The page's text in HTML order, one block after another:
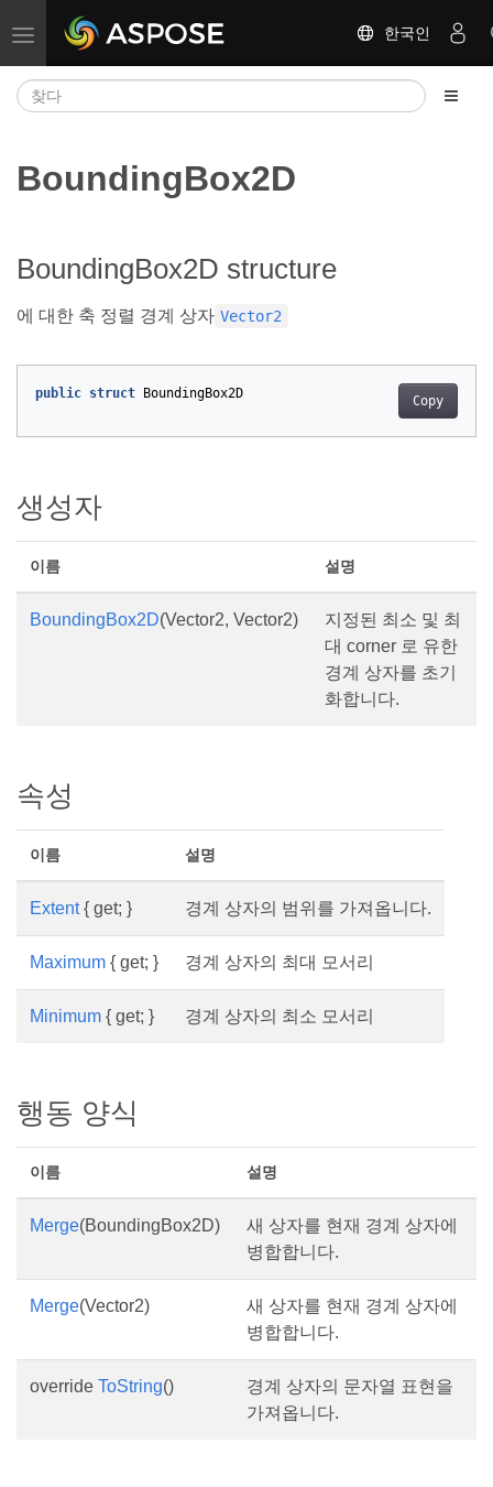
탐색 전환 한국인
BoundingBox2D
BoundingBox2D structure
에 대한 축 정렬 경계 상자 Vector2
Copy
public struct BoundingBox2D
생성자
이름 설명
BoundingBox2D(Vector2, Vector2)
지정된 최소 및 최
대 corner 로 유한
경계 상자를 초기
화합니다.
속성
이름 설명
Extent{ get; } 경계 상자의 범위를 가져옵니다.
Maximum { get; } 경계 상자의 최대 모서리
Minimum { get; } 경계 상자의 최소 모서리
행동 양식
이름 설명
Merge(BoundingBox2D)
새 상자를 현재 경계 상자에
병합합니다.
Merge(Vector2)
새 상자를 현재 경계 상자에
병합합니다.
override ToString()
경계 상자의 문자열 표현을
가져옵니다.